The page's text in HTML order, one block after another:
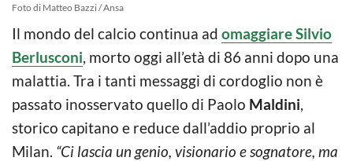
Foto di Matteo Bazzi / Ansa
Il mondo del calcio continua ad omaggiare Silvio
Berlusconi, morto oggi all’età di 86 anni dopo una
malattia. Tra i tanti messaggi di cordoglio non è
passato inosservato quello di Paolo Maldini,
storico capitano e reduce dall’addio proprio al
Milan. “Ci lascia un genio, visionario e sognatore, ma